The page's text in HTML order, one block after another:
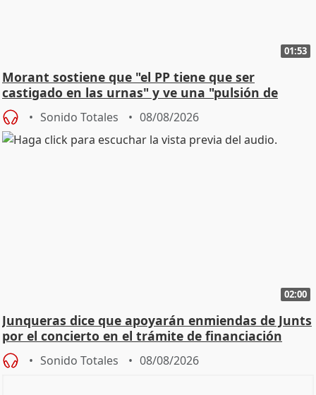
01:53
Morant sostiene que "el PP tiene que ser
castigado en las urnas" y ve una "pulsión de
cambio"
Sonido Totales 08/08/2026
02:00
Junqueras dice que apoyarán enmiendas de Junts
por el concierto en el trámite de financiación
Sonido Totales 08/08/2026